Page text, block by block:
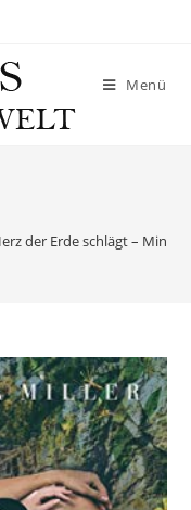
Menü
der Erde schlägt – Mina